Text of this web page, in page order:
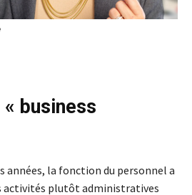
business
années, la fonction du personnel a
activités plutôt administratives